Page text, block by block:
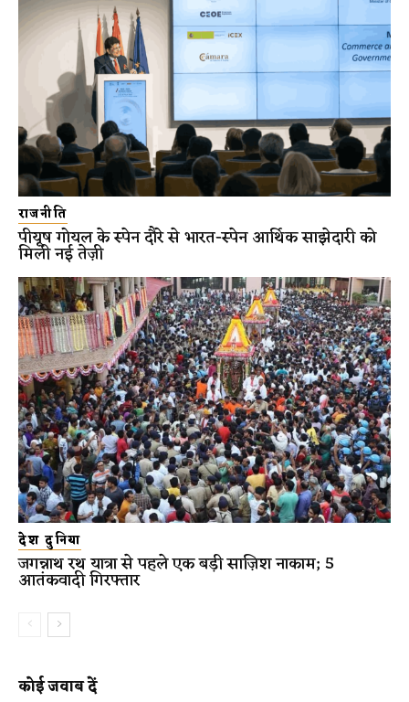
राजनीति
पीयूष गोयल के स्पेन दौरे से भारत-स्पेन आर्थिक साझेदारी को
मिली नई तेज़ी
देश दुनिया
जगन्नाथ रथ यात्रा से पहले एक बड़ी साज़िश नाकाम; 5
आतंकवादी गिरफ्तार
कोई जवाब दें